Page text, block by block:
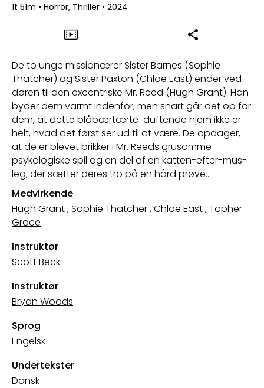
1t 51m • Horror, Thriller • 2024
De to unge missionærer Sister Barnes (Sophie
Thatcher) og Sister Paxton (Chloe East) ender ved
døren til den excentriske Mr. Reed (Hugh Grant). Han
byder dem varmt indenfor, men snart går det op for
dem, at dette blåbærtærte-duftende hjem ikke er
helt, hvad det først ser ud til at være. De opdager,
at de er blevet brikker i Mr. Reeds grusomme
psykologiske spil og en del af en katten-efter-mus-
leg, der sætter deres tro på en hård prøve…
Medvirkende
Hugh Grant,Sophie Thatcher,Chloe East,Topher
Grace
Instruktør
Scott Beck
Instruktør
Bryan Woods
Sprog
Engelsk
Undertekster
Dansk